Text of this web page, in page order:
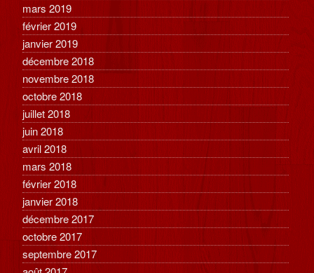
mars 2019
février 2019
janvier 2019
décembre 2018
novembre 2018
octobre 2018
juillet 2018
juin 2018
avril 2018
mars 2018
février 2018
janvier 2018
décembre 2017
octobre 2017
septembre 2017